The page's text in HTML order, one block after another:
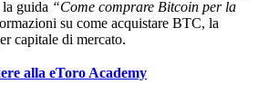
guida “Come comprare Bitcoin per la
su come acquistare BTC, la
capitale di mercato.
alla eToro Academy